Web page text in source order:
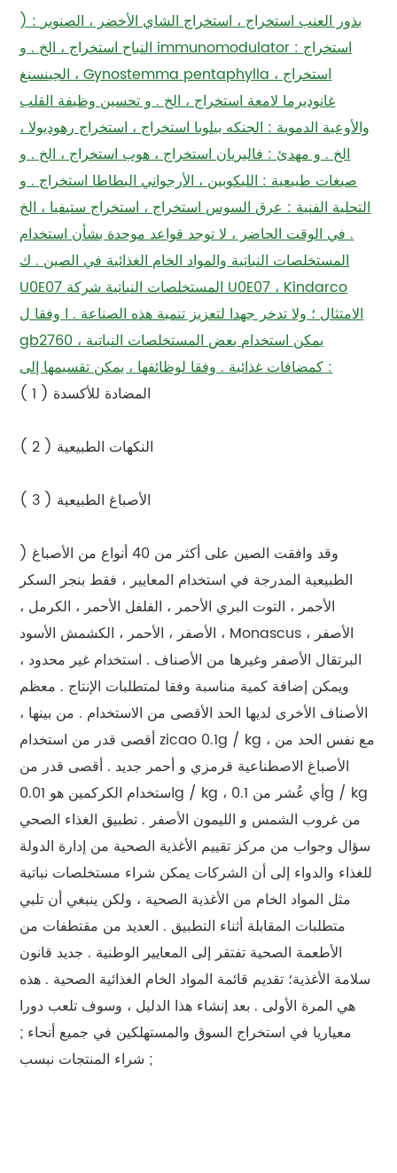
) : بذور العنب استخراج ، استخراج الشاي الأخضر ، الصنوبر
النباح استخراج ، الخ . و immunomodulator : استخراج
الجينسنغ ، Gynostemma pentaphylla استخراج ،
غانوديرما لامعة استخراج ، الخ . و تحسين وظيفة القلب
والأوعية الدموية : الجنكه بيلوبا استخراج ، استخراج رهوديولا ،
الخ . و مهدئ : فاليريان استخراج ، هوب استخراج ، الخ . و
صبغات طبيعية : الليكوبين ، الأرجواني البطاطا استخراج . و
التحلية الفنية : عرق السوس استخراج ، استخراج ستيفيا ، الخ
. في الوقت الحاضر ، لا توجد قواعد موحدة بشأن استخدام
المستخلصات النباتية والمواد الخام الغذائية في الصين . ك
U0E07 المستخلصات النباتية شركة U0E07 ، Kindarco
الامتثال ؛ ولا تدخر جهدا لتعزيز تنمية هذه الصناعة . ا وفقا ل
gb2760 ، يمكن استخدام بعض المستخلصات النباتية
كمضافات غذائية . وفقا لوظائفها ، يمكن تقسيمها إلى :
( 1 ) المضادة للأكسدة
( 2 ) النكهات الطبيعية
( 3 ) الأصباغ الطبيعية
) وقد وافقت الصين على أكثر من 40 أنواع من الأصباغ
الطبيعية المدرجة في استخدام المعايير ، فقط بنجر السكر
الأحمر ، التوت البري الأحمر ، الفلفل الأحمر ، الكرمل ،
الأصفر ، الأحمر ، الكشمش الأسود ، Monascus الأصفر ،
البرتقال الأصفر وغيرها من الأصناف . استخدام غير محدود ،
ويمكن إضافة كمية مناسبة وفقا لمتطلبات الإنتاج . معظم
الأصناف الأخرى لديها الحد الأقصى من الاستخدام . من بينها ،
أقصى قدر من استخدام zicao 0.1g / kg ، مع نفس الحد من
الأصباغ الاصطناعية قرمزي و أحمر جديد . أقصى قدر من
استخدام الكركمين هو 0.01g / kg ، أي عُشر من 0.1g / kg
من غروب الشمس و الليمون الأصفر . تطبيق الغذاء الصحي
سؤال وجواب من مركز تقييم الأغذية الصحية من إدارة الدولة
للغذاء والدواء إلى أن الشركات يمكن شراء مستخلصات نباتية
مثل المواد الخام من الأغذية الصحية ، ولكن ينبغي أن تلبي
متطلبات المقابلة أثناء التطبيق . العديد من مقتطفات من
الأطعمة الصحية تفتقر إلى المعايير الوطنية . جديد قانون
سلامة الأغذية؛ تقديم قائمة المواد الخام الغذائية الصحية . هذه
هي المرة الأولى . بعد إنشاء هذا الدليل ، وسوف تلعب دورا
معياريا في استخراج السوق والمستهلكين في جميع أنحاء ;
شراء المنتجات نبسب ;